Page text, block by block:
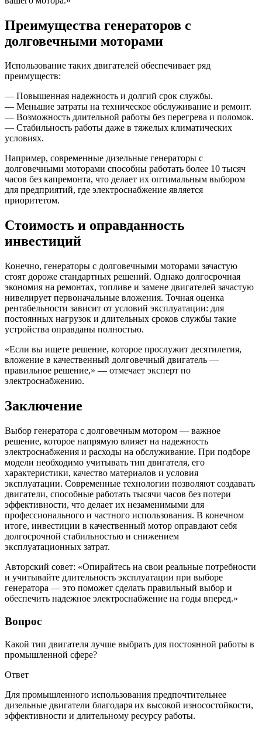
Преимущества генераторов с
долговечными моторами
Использование таких двигателей обеспечивает ряд
преимуществ:
— Повышенная надежность и долгий срок службы.
— Меньшие затраты на техническое обслуживание и ремонт.
— Возможность длительной работы без перегрева и поломок.
— Стабильность работы даже в тяжелых климатических
условиях.
Например, современные дизельные генераторы с
долговечными моторами способны работать более 10 тысяч
часов без капремонта, что делает их оптимальным выбором
для предприятий, где электроснабжение является
приоритетом.
Стоимость и оправданность
инвестиций
Конечно, генераторы с долговечными моторами зачастую
стоят дороже стандартных решений. Однако долгосрочная
экономия на ремонтах, топливе и замене двигателей зачастую
нивелирует первоначальные вложения. Точная оценка
рентабельности зависит от условий эксплуатации: для
постоянных нагрузок и длительных сроков службы такие
устройства оправданы полностью.
«Если вы ищете решение, которое прослужит десятилетия,
вложение в качественный долговечный двигатель —
правильное решение,» — отмечает эксперт по
электроснабжению.
Заключение
Выбор генератора с долговечным мотором — важное
решение, которое напрямую влияет на надежность
электроснабжения и расходы на обслуживание. При подборе
модели необходимо учитывать тип двигателя, его
характеристики, качество материалов и условия
эксплуатации. Современные технологии позволяют создавать
двигатели, способные работать тысячи часов без потери
эффективности, что делает их незаменимыми для
профессионального и частного использования. В конечном
итоге, инвестиции в качественный мотор оправдают себя
долгосрочной стабильностью и снижением
эксплуатационных затрат.
Авторский совет: «Опирайтесь на свои реальные потребности
и учитывайте длительность эксплуатации при выборе
генератора — это поможет сделать правильный выбор и
обеспечить надежное электроснабжение на годы вперед.»
Вопрос
Какой тип двигателя лучше выбрать для постоянной работы в
промышленной сфере?
Ответ
Для промышленного использования предпочтительнее
дизельные двигатели благодаря их высокой износостойкости,
эффективности и длительному ресурсу работы.